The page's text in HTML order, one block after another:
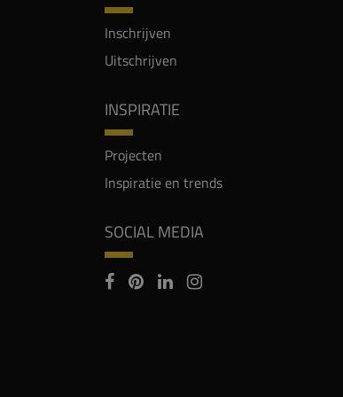
Inschrijven
Uitschrijven
INSPIRATIE
Projecten
Inspiratie en trends
SOCIAL MEDIA